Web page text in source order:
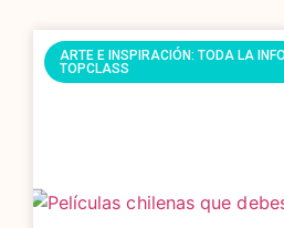
ARTE E INSPIRACIÓN: TODA LA
TOPCLASS